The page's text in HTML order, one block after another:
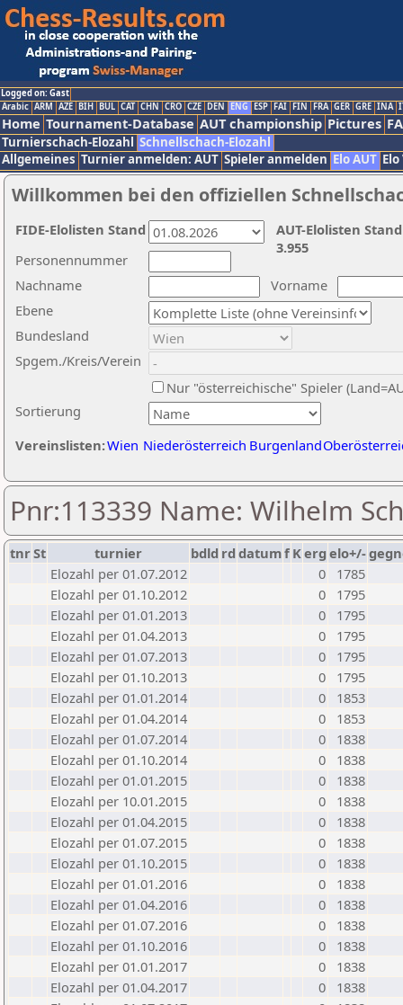
Logged on: Gast
Arabic ARM AZE BIH BUL CAT CHN CRO CZE DEN ENG ESP FAI FIN FRA GER GRE INA
Home Tournament-Database AUT championship Pictures
Turnierschach-Elozahl Schnellschach-Elozahl
Allgemeines Turnier anmelden: AUT Spieler anmelden Elo AUT
Willkommen bei den offiziellen
Nachname
Vorname
Ebene
Sortierung
Personennummer
Bundesland
Spgem./Kreis/Verein
Nur "österreichische" Spieler
Vereinslisten:Wien Niederösterreich Burgenland
AUT-Elolisten
3.955
FIDE-Elolisten Stand
Pnr:113339 Name: Wilhelm
tnrSt turnier bdld rd datumf Kerg elo+/-
Elozahl per 01.07.2012
0
1785
Elozahl per 01.10.2012
0
1795
Elozahl per 01.01.2013
0
1795
Elozahl per 01.04.2013
0
1795
Elozahl per 01.07.2013
0
1795
Elozahl per 01.10.2013
0
1795
Elozahl per 01.01.2014
0
1853
Elozahl per 01.04.2014
0
1853
Elozahl per 01.07.2014
0
1838
Elozahl per 01.10.2014
0
1838
Elozahl per 01.01.2015
0
1838
Elozahl per 10.01.2015
0
1838
Elozahl per 01.04.2015
0
1838
Elozahl per 01.07.2015
0
1838
Elozahl per 01.10.2015
0
1838
Elozahl per 01.01.2016
0
1838
Elozahl per 01.04.2016
0
1838
Elozahl per 01.07.2016
0
1838
Elozahl per 01.10.2016
0
1838
Elozahl per 01.01.2017
0
1838
Elozahl per 01.04.2017
0
1838